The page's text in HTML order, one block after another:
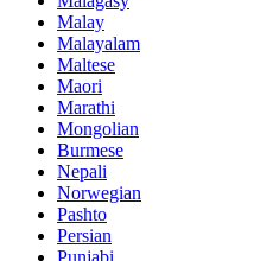
Malay
Malayalam
Maltese
Maori
Marathi
Mongolian
Burmese
Nepali
Norwegian
Pashto
Persian
Punjabi